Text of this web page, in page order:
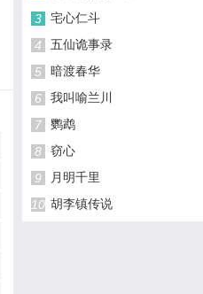
3
宅心仁斗
4
五仙诡事录
5
暗渡春华
6
我叫喻兰川
7
鹦鹉
8
窃心
9
月明千里
10 胡李镇传说